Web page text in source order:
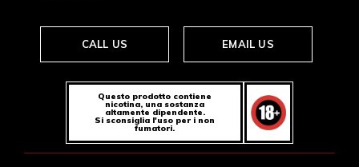
CALL US EMAIL US
Questo prodotto contiene
nicotina, una sostanza
altamente dipendente.
Si sconsiglia l'uso per i non
fumatori.